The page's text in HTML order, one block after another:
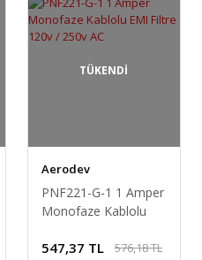
TÜKENDİ
Aerodev
PNF221-G-1 1 Amper
Monofaze Kablolu
AC
547,37 TL 576,18 TL